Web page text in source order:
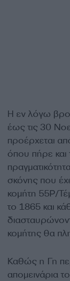
Η εν λόγω
έως τις 30
προέρχεται
όπου πήρε και
σκόνης που
κομήτη 55Ρ/
το 1865 και
κομήτης θα
Καθώς η Γη
απομεινάρια